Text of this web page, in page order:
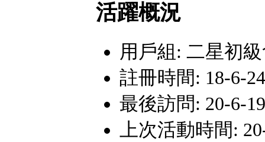
活躍概況
用戶組: 二星初
註冊時間: 18-6-
最後訪問: 20-6-
上次活動時間: